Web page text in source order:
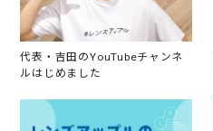
代表・吉田のYouTubeチャンネ
ルはじめました